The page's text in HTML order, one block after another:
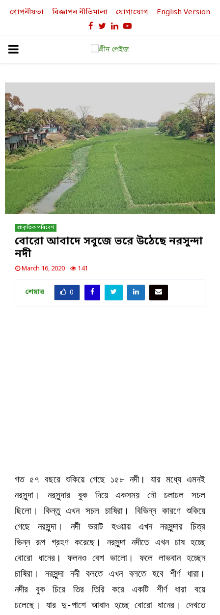
গোপনীয়তা বিজ্ঞাপন নীতিমালা যোগাযোগ English Version
Facebook
TwitterLinkedinYoutube
PRIMARY
প্রাকৃতিক পরিবেশ
বোরো আবাদে সবুজে ভরে উঠেছে নরসুন্দা
নদী
March 16, 2020 141
শেয়ার 0
গত ৫৭ বছরে শুকিয়ে গেছে ১৫৮ নদী। যার মধ্যে এমনই
নরসুন্দা। নরসুন্দার বুক দিয়ে একসময় নৌ চলাচল সচল
ছিলো। কিন্তু এখন সচল চাষিরা। বিভিন্ন কারণে শুকিয়ে
গেছে নরসুন্দা। নদী ভরাট হওয়ায় এখন নরসুন্দার চিত্র
ভিন্ন রূপ গ্রহণ করেছে। নরসুন্দা নদীতে এখন চাষ হচ্ছে
বোরো ধানের। ফলনও বেশ ভালো। ফলে লাভবান হচ্ছেন
চাষিরা। নরসুন্দা নদী বলতে এখন বলতে হবে শীর্ণ ধারা।
নদীর বুক চিরে তির তিরি করে একটি শীর্ণ ধারা বয়ে
চলেছে। যার দু-পাশে আবাদ হচ্ছে বোরো ধানের। দেখতে